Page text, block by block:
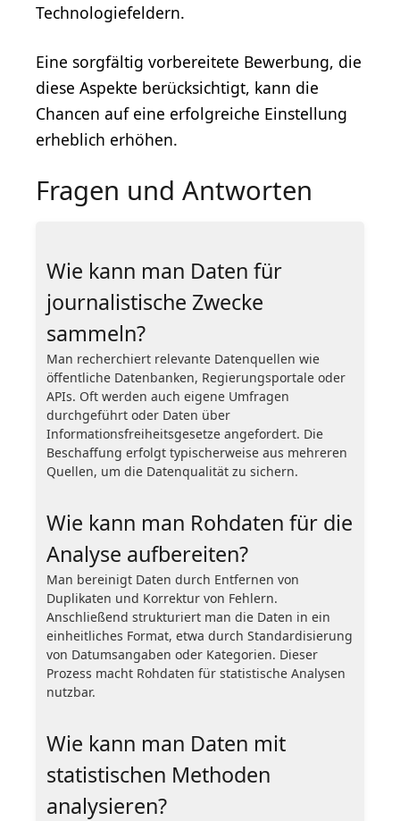
Technologiefeldern.
Eine sorgfältig vorbereitete Bewerbung, die
diese Aspekte berücksichtigt, kann die
Chancen auf eine erfolgreiche Einstellung
erheblich erhöhen.
Fragen und Antworten
Wie kann man Daten für
journalistische Zwecke
sammeln?
Man recherchiert relevante Datenquellen wie
öffentliche Datenbanken, Regierungsportale oder
APIs. Oft werden auch eigene Umfragen
durchgeführt oder Daten über
Informationsfreiheitsgesetze angefordert. Die
Beschaffung erfolgt typischerweise aus mehreren
Quellen, um die Datenqualität zu sichern.
Wie kann man Rohdaten für die
Analyse aufbereiten?
Man bereinigt Daten durch Entfernen von
Duplikaten und Korrektur von Fehlern.
Anschließend strukturiert man die Daten in ein
einheitliches Format, etwa durch Standardisierung
von Datumsangaben oder Kategorien. Dieser
Prozess macht Rohdaten für statistische Analysen
nutzbar.
Wie kann man Daten mit
statistischen Methoden
analysieren?